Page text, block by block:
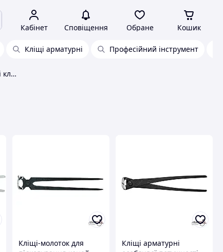
Кабінет Сповіщення Обране Кошик
Кліщі арматурні Професійний інструмент
Ковальські, монтажні, столярні кліщі Knipex
Кліщі-молоток для
Кліщі арматурні